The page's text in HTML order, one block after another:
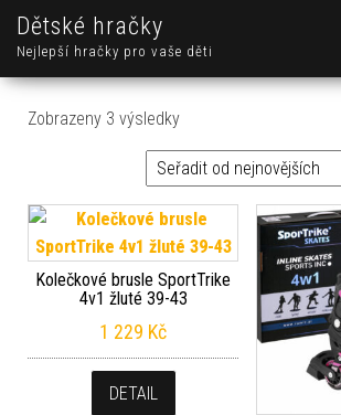
Dětské hračky
Nejlepší hračky pro vaše děti
Zobrazeny 3 výsledkySeřazeno od
Kolečkové brusle SportTrike
4v1 žluté 39-43
1 229 Kč
DETAIL